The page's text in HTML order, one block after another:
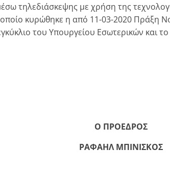
τηλεδιάσκεψης με χρήση της
κυρώθηκε η από 11-03-2020 Πράξη
του Υπουργείου Εσωτερικών
Ο ΠΡΟΕΔΡΟΣ
ΡΑΦΑΗΛ ΜΠΙΝΙΣΚΟΣ